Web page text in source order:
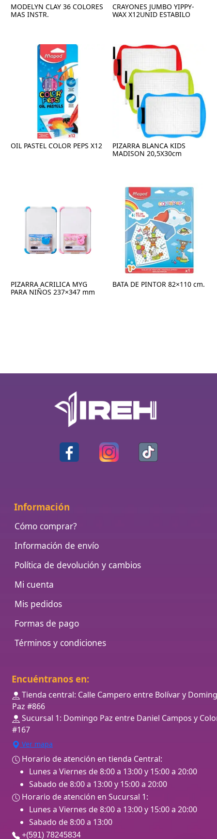
MODELYN CLAY 36 COLORES
MAS INSTR.
CRAYONES JUMBO YIPPY-
WAX X12UNID ESTABILO
OIL PASTEL COLOR PEPS X12
PIZARRA BLANCA KIDS
MADISON 20,5X30cm
PIZARRA ACRILICA MYG
PARA NIÑOS 237×347 mm
BATA DE PINTOR 82×110 cm.
Información
Cómo comprar?
Información de envío
Política de devolución y cambios
Mi cuenta
Mis pedidos
Formas de pago
Términos y condiciones
Encuéntranos en:
Tienda central: Calle Campero entre Bolívar y
Paz #866
Sucursal 1: Domingo Paz entre Daniel Campos y
#167
Ver mapa
Horario de atención en tienda Central:
Lunes a Viernes de 8:00 a 13:00 y 15:00 a 20:00
Sabado de 8:00 a 13:00 y 15:00 a 20:00
Horario de atención en Sucursal 1:
Lunes a Viernes de 8:00 a 13:00 y 15:00 a 20:00
Sabado de 8:00 a 13:00
+(591) 78245834